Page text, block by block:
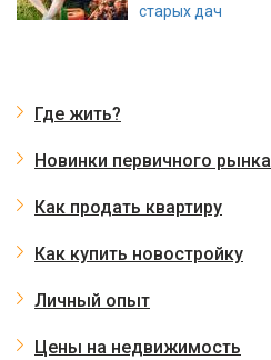
старых дач
Где жить?
Новинки первичного рынка
Как продать квартиру
Как купить новостройку
Личный опыт
Цены на недвижимость